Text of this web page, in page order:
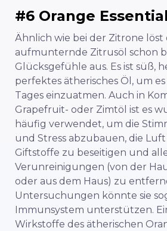
#6 Orange
Ähnlich wie bei der Zitrone löst
aufmunternde Zitrusöl schon
Glücksgefühle aus. Es ist süß,
perfektes ätherisches Öl, um
Tages einzuatmen. Auch in
Grapefruit- oder Zimtöl ist es
häufig verwendet, um die
und Stress abzubauen, die
Giftstoffe zu beseitigen und
Verunreinigungen (von der
oder aus dem Haus) zu
Untersuchungen könnte sie
Immunsystem unterstützen.
Wirkstoffe des ätherischen